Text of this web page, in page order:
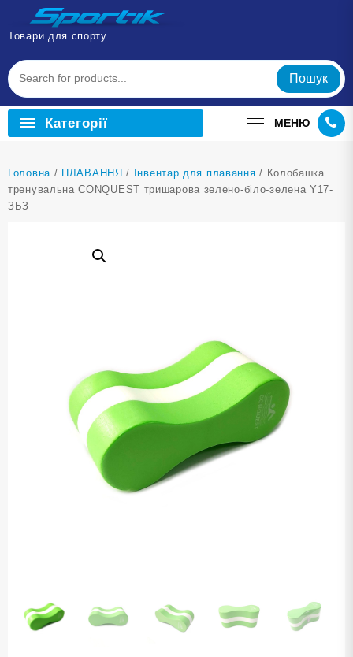
Перейти
вмісту
Товари для спорту
Пошук
Категорії МЕНЮ
Головна / ПЛАВАННЯ / Інвентар для плавання / Колобашка
тренувальна CONQUEST тришарова зелено-біло-зелена Y17-
ЗБЗ